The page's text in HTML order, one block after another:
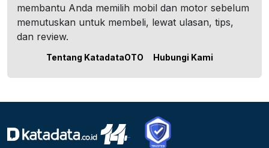
membantu Anda memilih mobil dan motor sebelum
memutuskan untuk membeli, lewat ulasan, tips,
dan review.
Tentang KatadataOTO Hubungi Kami